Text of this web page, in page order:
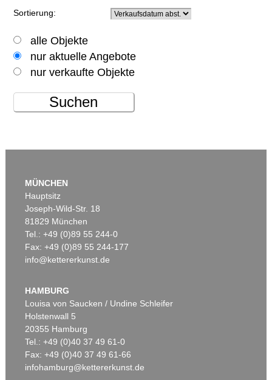
Sortierung:
alle Objekte
nur aktuelle Angebote
nur verkaufte Objekte
Suchen
MÜNCHEN
Hauptsitz
Joseph-Wild-Str. 18
81829 München
Tel.: +49 (0)89 55 244-0
Fax: +49 (0)89 55 244-177
info@kettererkunst.de
HAMBURG
Louisa von Saucken / Undine Schleifer
Holstenwall 5
20355 Hamburg
Tel.: +49 (0)40 37 49 61-0
Fax: +49 (0)40 37 49 61-66
infohamburg@kettererkunst.de